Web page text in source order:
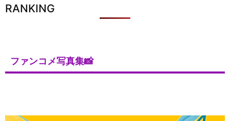
RANKING
ファンコメ写真集📸